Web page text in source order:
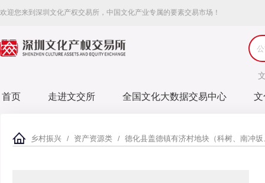
欢迎您来到深圳文化产权交易所，中国文化产业专属的要素交易市场！
首页 走进文交所 全国文化大数据交易中心 文
乡村振兴 / 资产资源类 / 德化县盖德镇有济村地块（科树、南冲